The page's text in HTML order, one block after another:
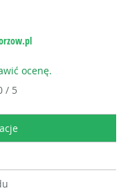
ocenę.
/ 5